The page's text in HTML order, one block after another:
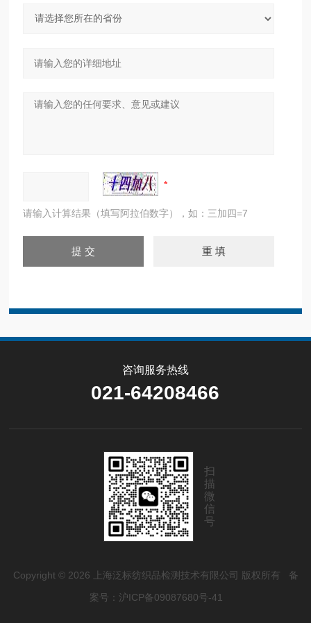
请输入计算结果（填写阿拉伯数字），如：三加四=7
咨询服务热线
021-64208466
扫
描
微
信
号
Copyright © 2026 上海泛标纺织品检测技术有限公司 版权所有 备
案号：沪ICP备09087680号-41